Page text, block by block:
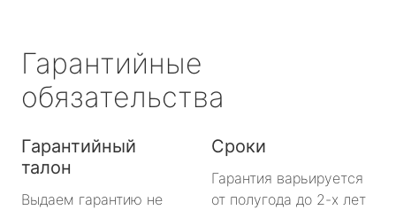
Гарантийные
обязательства
Гарантийный
талон
Выдаем гарантию не
Сроки
Гарантия варьируется
от полугода до 2-х лет